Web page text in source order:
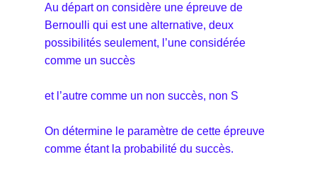
Au départ on considère une épreuve de
Bernoulli qui est une alternative, deux
possibilités seulement, l’une considérée
comme un succès
et l’autre comme un non succès, non S
On détermine le paramètre de cette épreuve
comme étant la probabilité du succès.